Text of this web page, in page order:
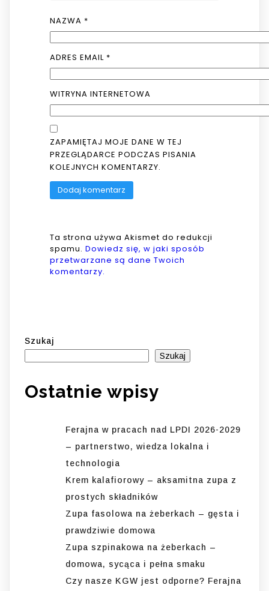
NAZWA *
ADRES EMAIL *
WITRYNA INTERNETOWA
ZAPAMIĘTAJ MOJE DANE W TEJ
PRZEGLĄDARCE PODCZAS PISANIA
KOLEJNYCH KOMENTARZY.
Ta strona używa Akismet do redukcji
spamu. Dowiedz się, w jaki sposób
przetwarzane są dane Twoich
komentarzy.
Szukaj
Szukaj
Ostatnie wpisy
Ferajna w pracach nad LPDI 2026-2029
– partnerstwo, wiedza lokalna i
technologia
Krem kalafiorowy – aksamitna zupa z
prostych składników
Zupa fasolowa na żeberkach – gęsta i
prawdziwie domowa
Zupa szpinakowa na żeberkach –
domowa, sycąca i pełna smaku
Czy nasze KGW jest odporne? Ferajna